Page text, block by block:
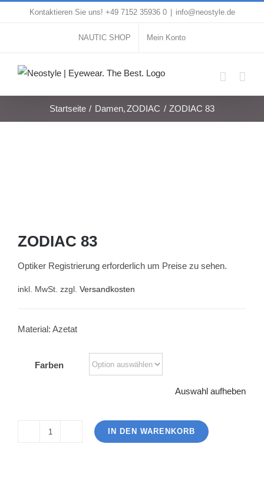
Kontaktieren Sie uns! +49 7152 35936 0 info@neostyle.de
NAUTIC SHOP Mein Konto
Startseite Damen ZODIAC ZODIAC 83
ZODIAC 83
Optiker Registrierung erforderlich um Preise zu sehen.
inkl. MwSt. zzgl. Versandkosten
Material: Azetat
Farben
Auswahl aufheben
IN DEN WARENKORB